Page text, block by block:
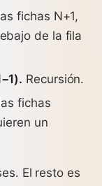
fichas N+1,
de la fila
Recursión.
fichas
un
El resto es